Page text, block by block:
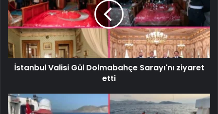
İstanbul Valisi Gül Dolmabahçe Sarayı'nı ziyaret
etti